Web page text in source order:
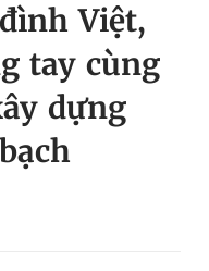
Việt,
tay cùng
dựng